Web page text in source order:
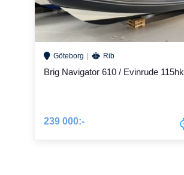
Göteborg Rib
Brig Navigator 610 / Evinrude 115hk
239 000:-